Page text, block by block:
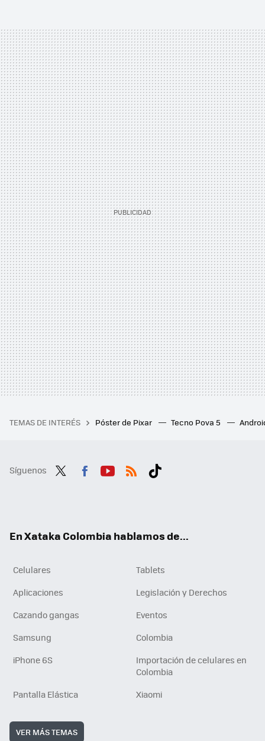
TEMAS DE INTERÉS Póster de Pixar Tecno Pova 5
Síguenos
En Xataka Colombia hablamos de...
Celulares
Tablets
Aplicaciones
Legislación y Derechos
Cazando gangas
Eventos
Samsung
Colombia
iPhone 6S
Importación de celulares en
Colombia
Pantalla Elástica
Xiaomi
VER MÁS TEMAS